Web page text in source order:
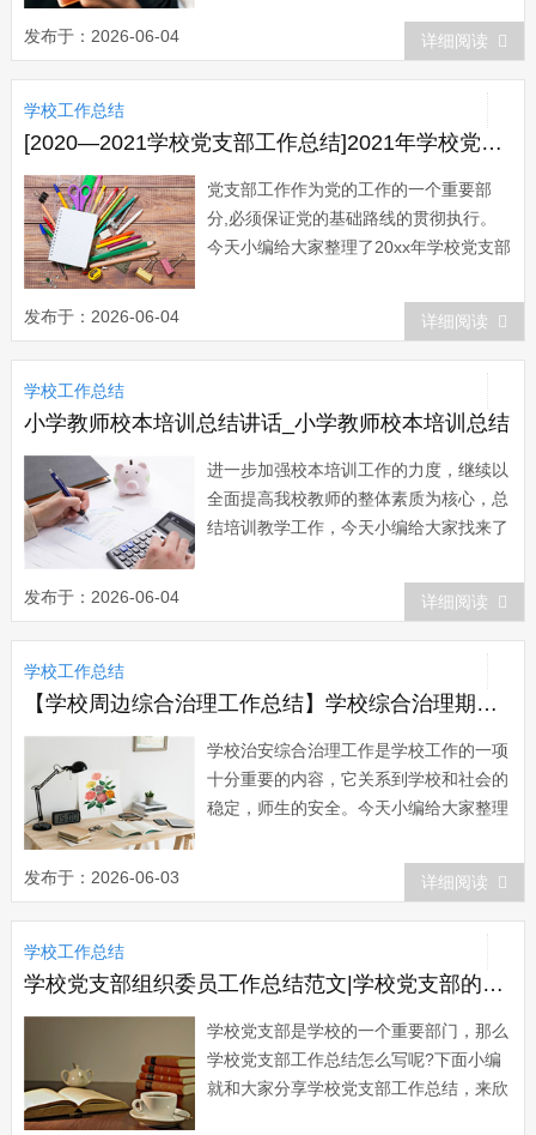
总结 总务处在院党委和院行政的正确
领导下，全体人员共同努力、辛勤工作。
围绕“服务为本，保障优先”这一思想积极
发布于：2026-06-04 详细阅读
学校工作总结
[2020—2021学校党支部工作总结]2021年学校党支部工作总结
党支部工作作为党的工作的一个重要部
分,必须保证党的基础路线的贯彻执行。
今天小编给大家整理了20xx年学校党支部
学校党支部工作总结范文一 我南省小
学支部在县教育局党委的精神指导下，结
合我支部工作实际，开展了以下工作，现
就本支部的工作开展情况作如下总结：...
发布于：2026-06-04 详细阅读
学校工作总结
小学教师校本培训总结讲话_小学教师校本培训总结
进一步加强校本培训工作的力度，继续以
全面提高我校教师的整体素质为核心，总
结培训教学工作，今天小编给大家找来了
大家。 小学教师校本培训总结篇
一 本学期，我校继续做到有组织、有
计划的开展教师继续教育校本培训工作，
追求有效性，基本上能完成了，计划制订
中的各项任务...
发布于：2026-06-04 详细阅读
学校工作总结
【学校周边综合治理工作总结】学校综合治理期末工作总结报告
学校治安综合治理工作是学校工作的一项
十分重要的内容，它关系到学校和社会的
稳定，师生的安全。今天小编给大家整理
家有所帮助。学校综合治理期末工作总结
范文一 xx年我校大力整顿学校周边安
全环境，严抓校风、班风建设，落实安全
工作责任制，收到了良好的效果。全年学
生违法...
发布于：2026-06-03 详细阅读
学校工作总结
学校党支部组织委员工作总结范文|学校党支部的工作总结范文
学校党支部是学校的一个重要部门，那么
学校党支部工作总结怎么写呢?下面小编
就和大家分享学校党支部工作总结，来欣